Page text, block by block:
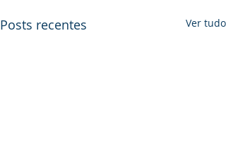
Posts recentes Ver tudo